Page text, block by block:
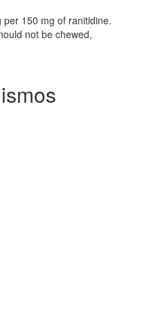
150 mg of ranitidine.
not be chewed,